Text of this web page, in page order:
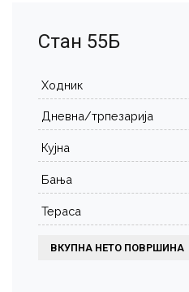
Стан 55Б
Ходник
Дневна/трпезарија
Кујна
Бања
Тераса
ВКУПНА НЕТО ПОВРШИНА